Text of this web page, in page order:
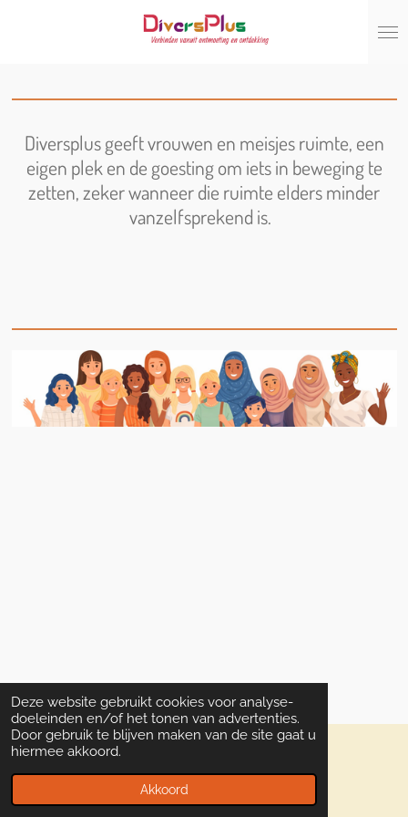
Deze website gebruikt cookies voor analyse-
doeleinden en/of het tonen van advertenties.
Door gebruik te blijven maken van de site gaat u
hiermee akkoord.
Akkoord
hoofdinhoud
Diversplus geeft vrouwen en meisjes ruimte, een
eigen plek en de goesting om iets in beweging te
zetten, zeker wanneer die ruimte elders minder
vanzelfsprekend is.
© 2022 - 2026 diversplus
Powered by